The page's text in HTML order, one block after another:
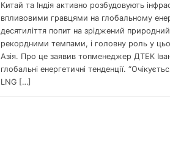
Китай та Індія активно розбудовують
впливовими гравцями на глобальному
десятиліття попит на зріджений
рекордними темпами, і головну роль у
Азія. Про це заявив топменеджер ДТЕК
глобальні енергетичні тенденції.
LNG […]